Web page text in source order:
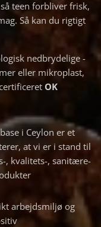
teen forbliver frisk,
Så kan du rigtigt
nedbrydelige -
eller mikroplast,
OK
i Ceylon er et
at vi er i stand til
, kvalitets-, sanitære-
arbejdsmiljø og